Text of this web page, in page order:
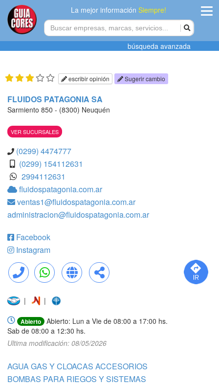
La mejor informaciónSiempre!
Agregar
búsqueda avanzada
escribir opinión Sugerir cambio
FLUIDOS PATAGONIA SA
Sarmiento 850 - (8300) Neuquén
VER SUCURSALES
(0299) 4474777
(0299) 154112631
2994112631
fluidospatagonia.com.ar
ventas1@fluidospatagonia.com.ar
administracion@fluidospatagonia.com.ar
Facebook
Instagram
Llamar WhatsApp Web Compartir
| |
Abierto
Abierto: Lun a Vie de 08:00 a 17:00 hs.
Sab de 08:00 a 12:30 hs.
Ultima modificación: 08/05/2026
AGUA GAS Y CLOACAS ACCESORIOS
BOMBAS PARA RIEGOS Y SISTEMAS